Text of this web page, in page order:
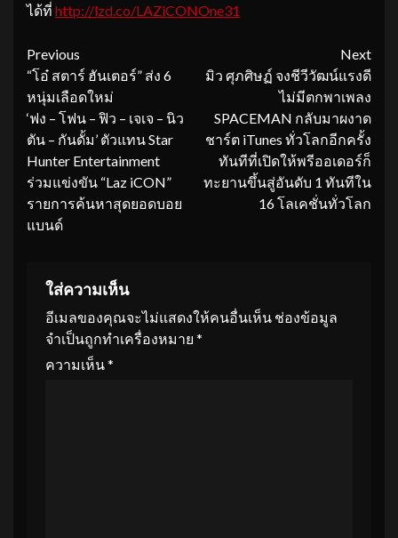
ได้ที่ http://lzd.co/LAZiCONOne31
Continue
Reading
Previous
“โอ๋ สตาร์ ฮันเตอร์” ส่ง 6
หนุ่มเลือดใหม่
‘ฟง – โฟน – ฟิว – เจเจ – นิว
ตัน – กันดั้ม’ ตัวแทน Star
Hunter Entertainment
ร่วมแข่งขัน “Laz iCON”
รายการค้นหาสุดยอดบอย
แบนด์
Next
มิว ศุภศิษฏ์ จงชีวีวัฒน์แรงดี
ไม่มีตกพาเพลง
SPACEMAN กลับมาผงาด
ชาร์ต iTunes ทั่วโลกอีกครั้ง
ทันทีที่เปิดให้พรีออเดอร์ก็
ทะยานขึ้นสู่อันดับ 1 ทันทีใน
16 โลเคชั่นทั่วโลก
ใส่ความเห็น
อีเมลของคุณจะไม่แสดงให้คนอื่นเห็น ช่องข้อมูล
จำเป็นถูกทำเครื่องหมาย *
ความเห็น*